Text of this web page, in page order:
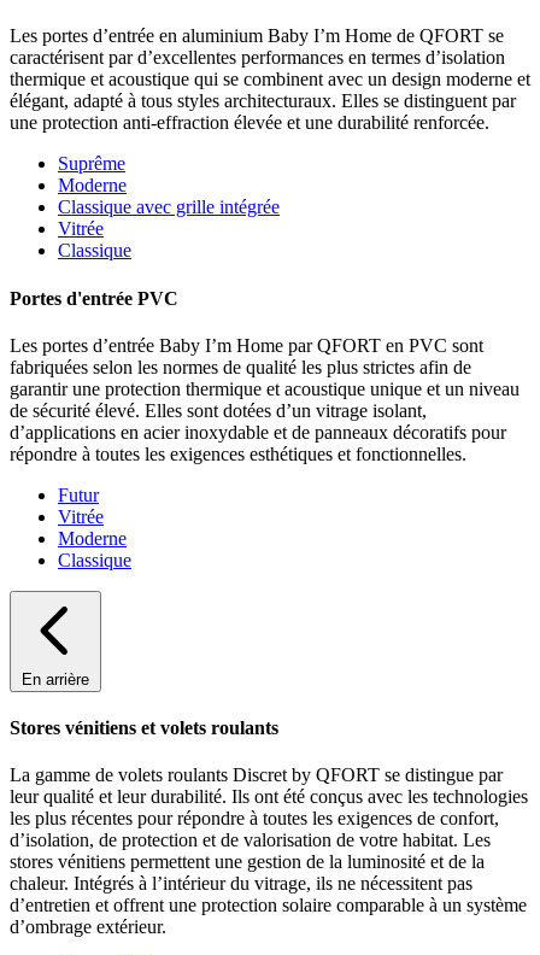
Les portes d’entrée en aluminium Baby I’m Home de QFORT se
caractérisent par d’excellentes performances en termes d’isolation
thermique et acoustique qui se combinent avec un design moderne et
élégant, adapté à tous styles architecturaux. Elles se distinguent par
une protection anti-effraction élevée et une durabilité renforcée.
Suprême
Moderne
Classique avec grille intégrée
Vitrée
Classique
Portes d'entrée PVC
Les portes d’entrée Baby I’m Home par QFORT en PVC sont
fabriquées selon les normes de qualité les plus strictes afin de
garantir une protection thermique et acoustique unique et un niveau
de sécurité élevé. Elles sont dotées d’un vitrage isolant,
d’applications en acier inoxydable et de panneaux décoratifs pour
répondre à toutes les exigences esthétiques et fonctionnelles.
Futur
Vitrée
Moderne
Classique
En arrière
Stores vénitiens et volets roulants
La gamme de volets roulants Discret by QFORT se distingue par
leur qualité et leur durabilité. Ils ont été conçus avec les technologies
les plus récentes pour répondre à toutes les exigences de confort,
d’isolation, de protection et de valorisation de votre habitat. Les
stores vénitiens permettent une gestion de la luminosité et de la
chaleur. Intégrés à l’intérieur du vitrage, ils ne nécessitent pas
d’entretien et offrent une protection solaire comparable à un système
d’ombrage extérieur.